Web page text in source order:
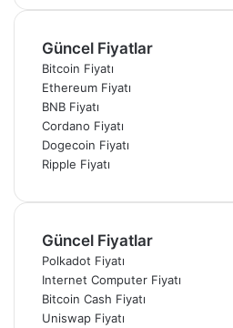
Güncel Fiyatlar
Bitcoin Fiyatı
Ethereum Fiyatı
BNB Fiyatı
Cordano Fiyatı
Dogecoin Fiyatı
Ripple Fiyatı
Güncel Fiyatlar
Polkadot Fiyatı
Internet Computer Fiyatı
Bitcoin Cash Fiyatı
Uniswap Fiyatı